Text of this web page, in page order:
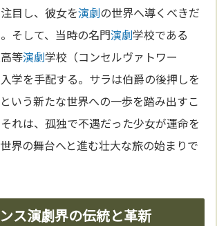
目し、彼女を演劇の世界へ導くべきだ
そして、当時の名門演劇学校である
等演劇学校（コンセルヴァトワー
学を手配する。サラは伯爵の後押しを
という新たな世界への一歩を踏み出すこ
れは、孤独で不遇だった少女が運命を
界の舞台へと進む壮大な旅の始まりで
ス演劇界の伝統と革新